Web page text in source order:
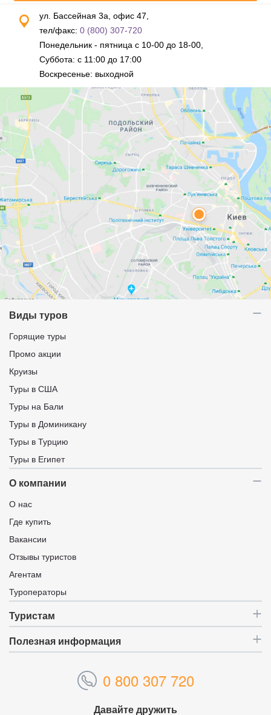
ул. Бассейная 3а, офис 47,
тел/факс: 0 (800) 307-720
Понедельник - пятница с 10-00 до 18-00,
Суббота: с 11:00 до 17:00
Воскресенье: выходной
Виды туров
Горящие туры
Промо акции
Круизы
Туры в США
Туры на Бали
Туры в Доминикану
Туры в Турцию
Туры в Египет
О компании
О нас
Где купить
Вакансии
Отзывы туристов
Агентам
Туроператоры
Туристам
Полезная информация
0 800 307 720
Давайте дружить